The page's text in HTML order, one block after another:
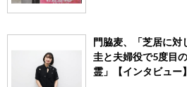
門脇麦、「芝居に対
圭と夫婦役で5度目
霊」【インタビュー】